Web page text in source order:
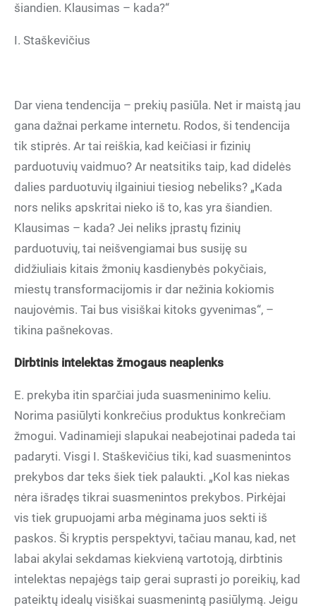
šiandien. Klausimas – kada?“
I. Staškevičius
Dar viena tendencija – prekių pasiūla. Net ir maistą jau
gana dažnai perkame internetu. Rodos, ši tendencija
tik stiprės. Ar tai reiškia, kad keičiasi ir fizinių
parduotuvių vaidmuo? Ar neatsitiks taip, kad didelės
dalies parduotuvių ilgainiui tiesiog nebeliks? „Kada
nors neliks apskritai nieko iš to, kas yra šiandien.
Klausimas – kada? Jei neliks įprastų fizinių
parduotuvių, tai neišvengiamai bus susiję su
didžiuliais kitais žmonių kasdienybės pokyčiais,
miestų transformacijomis ir dar nežinia kokiomis
naujovėmis. Tai bus visiškai kitoks gyvenimas“, –
tikina pašnekovas.
Dirbtinis intelektas žmogaus neaplenks
E. prekyba itin sparčiai juda suasmeninimo keliu.
Norima pasiūlyti konkrečius produktus konkrečiam
žmogui. Vadinamieji slapukai neabejotinai padeda tai
padaryti. Visgi I. Staškevičius tiki, kad suasmenintos
prekybos dar teks šiek tiek palaukti. „Kol kas niekas
nėra išradęs tikrai suasmenintos prekybos. Pirkėjai
vis tiek grupuojami arba mėginama juos sekti iš
paskos. Ši kryptis perspektyvi, tačiau manau, kad, net
labai akylai sekdamas kiekvieną vartotoją, dirbtinis
intelektas nepajėgs taip gerai suprasti jo poreikių, kad
pateiktų idealų visiškai suasmenintą pasiūlymą. Jeigu